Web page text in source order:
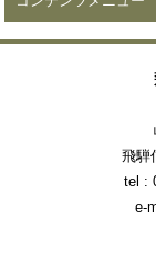
飛騨
tel :
e-